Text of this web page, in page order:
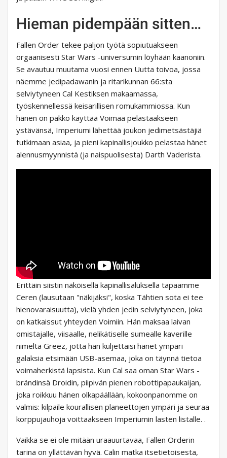
Hieman pidempään sitten…
Fallen Order tekee paljon työtä sopiutuakseen
orgaanisesti Star Wars -universumin löyhään kaanoniin.
Se avautuu muutama vuosi ennen Uutta toivoa, jossa
näemme jedipadawanin ja ritarikunnan 66:sta
selviytyneen Cal Kestiksen makaamassa,
työskennellessä keisarillisen romukammiossa. Kun
hänen on pakko käyttää Voimaa pelastaakseen
ystävänsä, Imperiumi lähettää joukon jedimetsästäjiä
tutkimaan asiaa, ja pieni kapinallisjoukko pelastaa hänet
alennusmyynnistä (ja naispuolisesta) Darth Vaderista.
Erittäin siistin näköisellä kapinallisaluksella tapaamme
Ceren (lausutaan "näkijäksi", koska Tähtien sota ei tee
hienovaraisuutta), vielä yhden jedin selviytyneen, joka
on katkaissut yhteyden Voimiin. Hän maksaa laivan
omistajalle, viisaalle, nelikätiselle sumealle kaverille
nimeltä Greez, jotta hän kuljettaisi hänet ympäri
galaksia etsimään USB-asemaa, joka on täynnä tietoa
voimaherkistä lapsista. Kun Cal saa oman Star Wars -
brändinsä Droidin, piipivän pienen robottipapaukaijan,
joka roikkuu hänen olkapäällään, kokoonpanomme on
valmis: kilpaile kourallisen planeettojen ympäri ja seuraa
korppujauhoja voittaakseen Imperiumin lasten listalle. .
Vaikka se ei ole mitään uraauurtavaa, Fallen Orderin
tarina on yllättävän hyvä. Calin matka itsetietoisesta,